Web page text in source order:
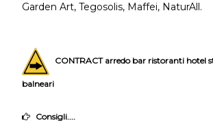
Garden Art, Tegosolis, Maffei, NaturAll.
CONTRACT arredo bar ristoranti hotel
balneari
Consigli....